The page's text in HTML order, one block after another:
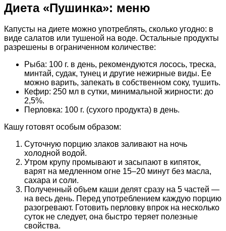
Диета «Пушинка»: меню
Капусты на диете можно употреблять, сколько угодно: в
виде салатов или тушеной на воде. Остальные продукты
разрешены в ограниченном количестве:
Рыба: 100 г. в день, рекомендуются лосось, треска,
минтай, судак, тунец и другие нежирные виды. Ее
можно варить, запекать в собственном соку, тушить.
Кефир: 250 мл в сутки, минимальной жирности: до
2,5%.
Перловка: 100 г. (сухого продукта) в день.
Кашу готовят особым образом:
Суточную порцию злаков заливают на ночь
холодной водой.
Утром крупу промывают и засыпают в кипяток,
варят на медленном огне 15–20 минут без масла,
сахара и соли.
Полученный объем каши делят сразу на 5 частей —
на весь день. Перед употреблением каждую порцию
разогревают. Готовить перловку впрок на несколько
суток не следует, она быстро теряет полезные
свойства.